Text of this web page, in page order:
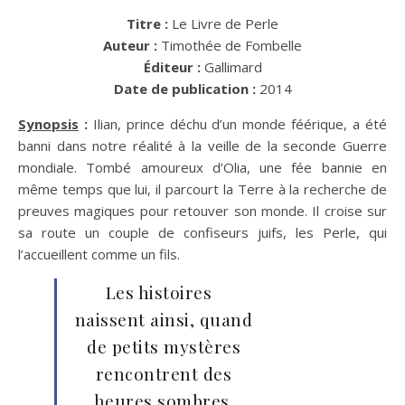
Titre : Le Livre de Perle
Auteur : Timothée de Fombelle
Éditeur : Gallimard
Date de publication : 2014
Synopsis : Ilian, prince déchu d’un monde féérique, a été
banni dans notre réalité à la veille de la seconde Guerre
mondiale. Tombé amoureux d’Olia, une fée bannie en
même temps que lui, il parcourt la Terre à la recherche de
preuves magiques pour retouver son monde. Il croise sur
sa route un couple de confiseurs juifs, les Perle, qui
l’accueillent comme un fils.
Les histoires
naissent ainsi, quand
de petits mystères
rencontrent des
heures sombres.